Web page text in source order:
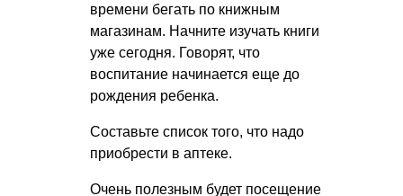
времени бегать по книжным
магазинам. Начните изучать книги
уже сегодня. Говорят, что
воспитание начинается еще до
рождения ребенка.
Составьте список того, что надо
приобрести в аптеке.
Очень полезным будет посещение